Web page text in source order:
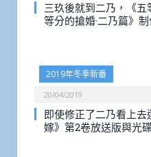
三玖後就到二乃，《
等分的搶婚·二乃篇》
2019年冬季新番
20/04/2019
即使修正了二乃看上
嫁》第2卷放送版與光